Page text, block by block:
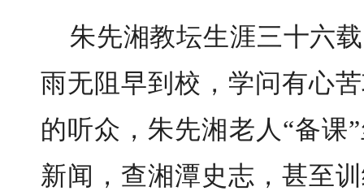
朱先湘教坛生涯三十六
雨无阻早到校，学问有心
的听众，朱先湘老人“备课
新闻，查湘潭史志，甚至